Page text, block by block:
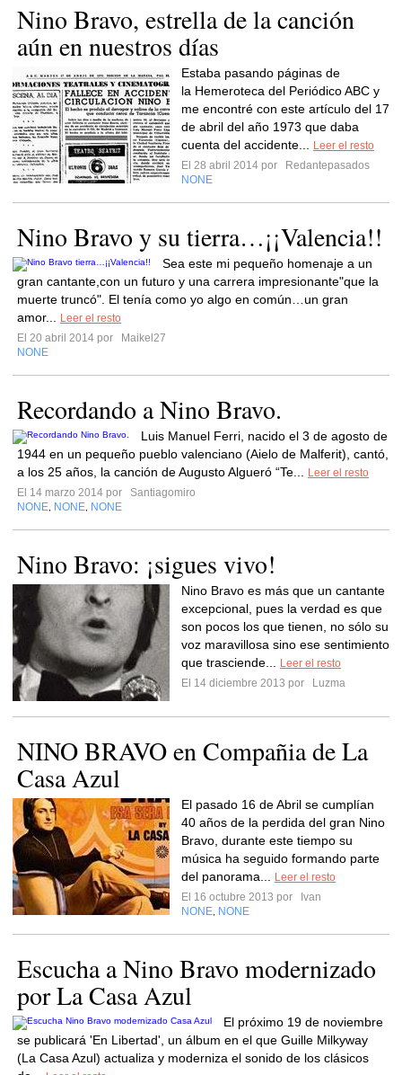
Nino Bravo, estrella de la canción
aún en nuestros días
Estaba pasando páginas de
la Hemeroteca del Periódico ABC y
me encontré con este artículo del 17
de abril del año 1973 que daba
cuenta del accidente...
Leer el resto
El 28 abril 2014 por
Redantepasados
NONE
Nino Bravo y su tierra…¡¡Valencia!!
Sea este mi pequeño homenaje a un
gran cantante,con un futuro y una carrera impresionante"que la
muerte truncó". El tenía como yo algo en común…un gran
amor...
Leer el resto
El 20 abril 2014 por
Maikel27
NONE
Recordando a Nino Bravo.
Luis Manuel Ferri, nacido el 3 de agosto de
1944 en un pequeño pueblo valenciano (Aielo de Malferit), cantó,
a los 25 años, la canción de Augusto Algueró “Te...
Leer el resto
El 14 marzo 2014 por
Santiagomiro
NONE NONE NONE
Nino Bravo: ¡sigues vivo!
Nino Bravo es más que un cantante
excepcional, pues la verdad es que
son pocos los que tienen, no sólo su
voz maravillosa sino ese sentimiento
que trasciende...
Leer el resto
El 14 diciembre 2013 por
Luzma
NINO BRAVO en Compañia de La
Casa Azul
El pasado 16 de Abril se cumplían
40 años de la perdida del gran Nino
Bravo, durante este tiempo su
música ha seguido formando parte
del panorama...
Leer el resto
El 16 octubre 2013 por
Ivan
NONE NONE
Escucha a Nino Bravo modernizado
por La Casa Azul
El próximo 19 de noviembre
se publicará 'En Libertad', un álbum en el que Guille Milkyway
(La Casa Azul) actualiza y moderniza el sonido de los clásicos